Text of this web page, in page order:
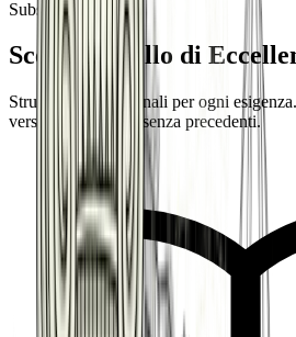
Subscription Plans
Scegli il livello di
Strumenti professionali per ogni
verso un'efficienza senza precedenti.